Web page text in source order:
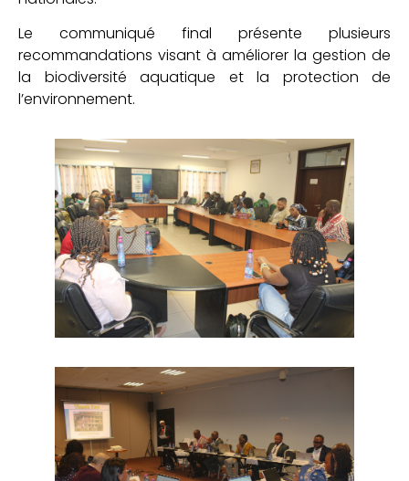
Le communiqué final présente plusieurs
recommandations visant à améliorer la gestion de
la biodiversité aquatique et la protection de
l’environnement.